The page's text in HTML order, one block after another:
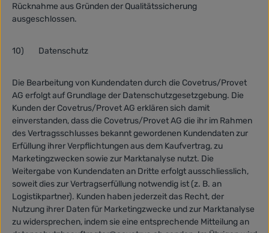
Rücknahme aus Gründen der Qualitätssicherung
ausgeschlossen.
10) Datenschutz
Die Bearbeitung von Kundendaten durch die Covetrus/Provet
AG erfolgt auf Grundlage der Datenschutzgesetzgebung. Die
Kunden der Covetrus/Provet AG erklären sich damit
einverstanden, dass die Covetrus/Provet AG die ihr im Rahmen
des Vertragsschlusses bekannt gewordenen Kundendaten zur
Erfüllung ihrer Verpflichtungen aus dem Kaufvertrag, zu
Marketingzwecken sowie zur Marktanalyse nutzt. Die
Weitergabe von Kundendaten an Dritte erfolgt ausschliesslich,
soweit dies zur Vertragserfüllung notwendig ist (z. B. an
Logistikpartner). Kunden haben jederzeit das Recht, der
Nutzung ihrer Daten für Marketingzwecke und zur Marktanalyse
zu widersprechen, indem sie eine entsprechende Mitteilung an